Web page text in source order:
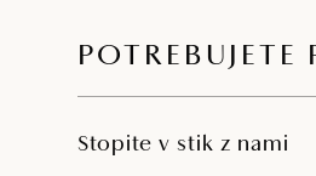
Stopite v stik z nami